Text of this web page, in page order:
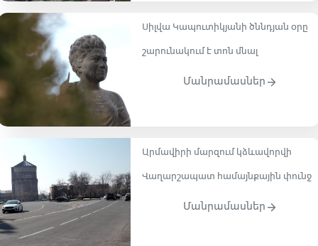
Սիլվա Կապուտիկյանի ծննդյան օրը
շարունակում է տոն մնալ
Մանրամասներ
Արմավիրի մարզում կձևավորվի
Վաղարշապատ համայնքային փունջ
Մանրամասներ